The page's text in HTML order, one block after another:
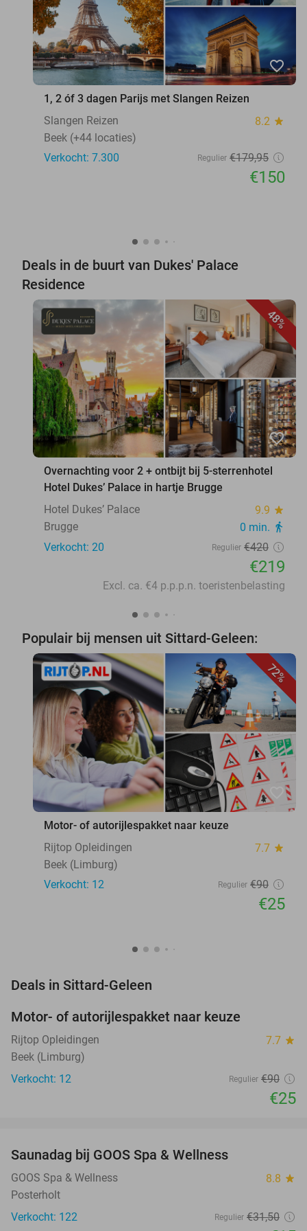
favorite_border
1, 2 óf 3 dagen Parijs met Slangen Reizen
Slangen Reizen
8.2 star
Beek (+44 locaties)
Verkocht: 7.300
Regulier €179,95
€150
Deals in de buurt van Dukes' Palace
Residence
48%
favorite_border
Overnachting voor 2 + ontbijt bij 5-sterrenhotel
Hotel Dukes’ Palace in hartje Brugge
Hotel Dukes’ Palace
9.9 star
Brugge 0 min. directions_walk
Verkocht: 20 Regulier €420
€219
Excl. ca. €4 p.p.p.n. toeristenbelasting
Populair bij mensen uit Sittard-Geleen:
72%
favorite_border
Motor- of autorijlespakket naar keuze
Rijtop Opleidingen
7.7 star
Beek (Limburg)
Verkocht: 12
Regulier €90
€25
Deals in Sittard-Geleen
Motor- of autorijlespakket naar keuze
Rijtop Opleidingen 7.7 star
Beek (Limburg)
Verkocht: 12
Regulier €90
€25
TODAY
Saunadag bij GOOS Spa & Wellness
GOOS Spa & Wellness 8.8 star
Posterholt
Verkocht: 122
Regulier €31,50